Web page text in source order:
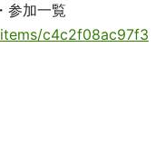
参加一覧
c4c2f08ac97f3